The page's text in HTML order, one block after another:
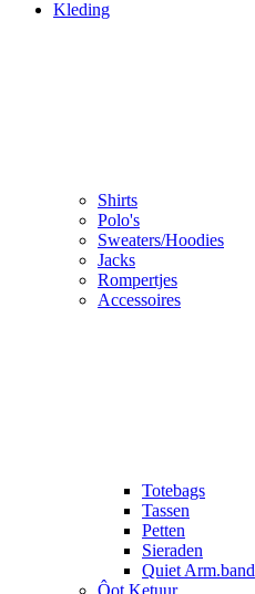
Kleding
Shirts
Polo's
Sweaters/Hoodies
Jacks
Rompertjes
Accessoires
Totebags
Tassen
Petten
Sieraden
Quiet Arm.band
Ôot Ketuur